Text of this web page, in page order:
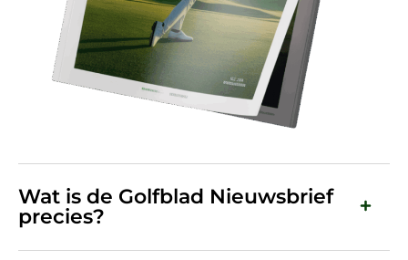
Wat is de Golfblad Nieuwsbrief
precies?